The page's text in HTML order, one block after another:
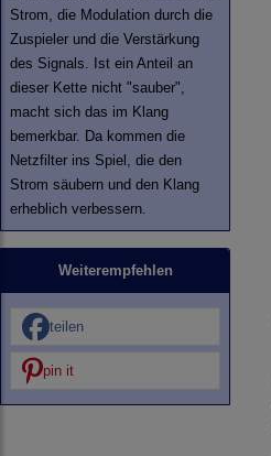
Strom, die Modulation durch die
Zuspieler und die Verstärkung
des Signals. Ist ein Anteil an
dieser Kette nicht "sauber",
macht sich das im Klang
bemerkbar. Da kommen die
Netzfilter ins Spiel, die den
Strom säubern und den Klang
erheblich verbessern.
Weiterempfehlen
teilen
pin it